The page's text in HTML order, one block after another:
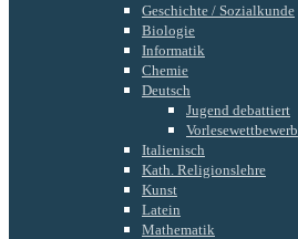
Geschichte / Sozialkunde
Biologie
Informatik
Chemie
Deutsch
Jugend debattiert
Vorlesewettbewerb
Italienisch
Kath. Religionslehre
Kunst
Latein
Mathematik